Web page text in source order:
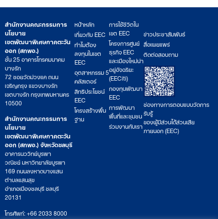
สำนักงานคณะกรรมการ
นโยบาย
เขตพัฒนาพิเศษภาคตะวัน
ออก (สกพอ.)
ชั้น 25 อาคารโทรคมนาคม
บางรัก
72 ซอยวัดม่วงแค ถนน
เจริญกรุง แขวงบางรัก
เขตบางรัก กรุงเทพมหานคร
10500
สำนักงานคณะกรรมการ
นโยบาย
เขตพัฒนาพิเศษภาคตะวัน
ออก (สกพอ.) จังหวัดชลบุรี
อาคารนววิทย์บูรพา
วณิชย์ มหาวิทยาลัยบูรพา
169 ถนนลงหาดบางแสน
ตำบลแสนสุข
อำเภอเมืองชลบุรี ชลบุรี
20131
โทรศัพท์: +66 2033 8000
หน้าหลัก
เกี่ยวกับ EEC
ทำไมต้อง
ลงทุนในเขต
EEC
อุตสาหกรรม 5
คลัสเตอร์
สิทธิประโยชน์
EEC
โครงสร้างพื้น
ฐาน
การใช้ชีวิตใน
เขต EEC
โครงการศูนย์
ธุรกิจ EEC
และเมืองใหม่น่า
อยู่อัจฉริยะ
(EECiti)
กองทุนพัฒนา
EEC
การพัฒนา
พื้นที่และชุมชน
ร่วมงานกับเรา
ข่าวประชาสัมพันธ์
สื่อเผยแพร่
ติดต่อสอบถาม
ช่องทางการตอบแบบวัดการ
รับรู้
ของผู้มีส่วนได้ส่วนเสีย
ภายนอก (EEC)